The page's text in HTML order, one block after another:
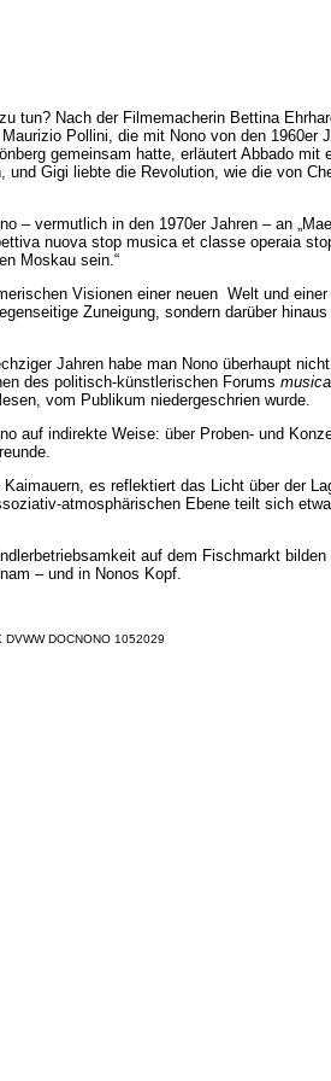
tun? Nach der Filmemacherin Bettina
Pollini, die mit Nono von den 1960er
gemeinsam hatte, erläutert Abbado mit
und Gigi liebte die Revolution, wie die von
– vermutlich in den 1970er Jahren – an
nuova stop musica et classe operaia
Moskau sein.“
Visionen einer neuen Welt und einer
Zuneigung, sondern darüber hinaus
Jahren habe man Nono überhaupt nicht
des politisch-künstlerischen Forums
vom Publikum niedergeschrien wurde.
auf indirekte Weise: über Proben- und
es reflektiert das Licht über der
atmosphärischen Ebene teilt sich
auf dem Fischmarkt
– und in Nonos Kopf.
DOCNONO 1052029